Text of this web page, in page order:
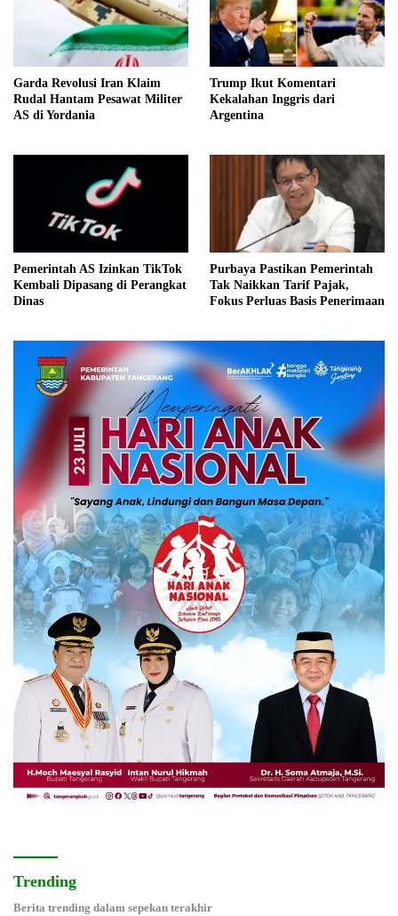
Garda Revolusi Iran Klaim
Rudal Hantam Pesawat Militer
AS di Yordania
Trump Ikut Komentari
Kekalahan Inggris dari
Argentina
Pemerintah AS Izinkan TikTok
Kembali Dipasang di Perangkat
Dinas
Purbaya Pastikan Pemerintah
Tak Naikkan Tarif Pajak,
Fokus Perluas Basis Penerimaan
Trending
Berita trending dalam sepekan terakhir